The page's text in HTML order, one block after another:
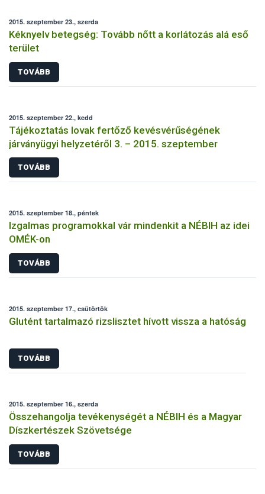
2015. szeptember 23., szerda
Kéknyelv betegség: Tovább nőtt a korlátozás alá eső
terület
TOVÁBB
2015. szeptember 22., kedd
Tájékoztatás lovak fertőző kevésvérűségének
járványügyi helyzetéről 3. – 2015. szeptember
TOVÁBB
2015. szeptember 18., péntek
Izgalmas programokkal vár mindenkit a NÉBIH az idei
OMÉK-on
TOVÁBB
2015. szeptember 17., csütörtök
Glutént tartalmazó rizslisztet hívott vissza a hatóság
TOVÁBB
2015. szeptember 16., szerda
Összehangolja tevékenységét a NÉBIH és a Magyar
Díszkertészek Szövetsége
TOVÁBB